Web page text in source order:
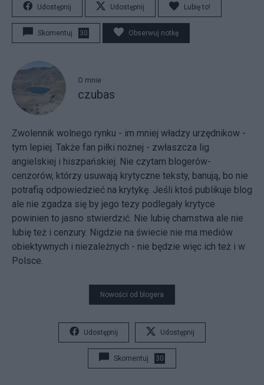
Udostępnij Udostępnij Lubię to!
Skomentuj 30 Obserwuj notkę
O mnie
czubas
Zwolennik wolnego rynku - im mniej władzy urzędnikow -
tym lepiej. Także fan piłki nożnej - zwłaszcza lig
angielskiej i hiszpańskiej. Nie czytam blogerów-
cenzorów, którzy usuwają krytyczne teksty, banują, bo nie
potrafią odpowiedzieć na krytykę. Jeśli ktoś publikuje blog
ale nie zgadza się by jego tezy podlegały krytyce
powinien to jasno stwierdzić. Nie lubię chamstwa ale nie
lubię też i cenzury. Nigdzie na świecie nie ma mediów
obiektywnych i niezależnych - nie będzie więc ich też i w
Polsce.
Nowości od blogera
Udostępnij Udostępnij
Skomentuj 30